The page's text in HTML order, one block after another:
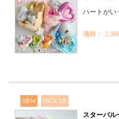
ハートがい
価格：
NEW PICK UP
スターバル